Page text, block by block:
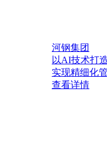
河钢集团
以AI技术打
实现精细化
查看详情